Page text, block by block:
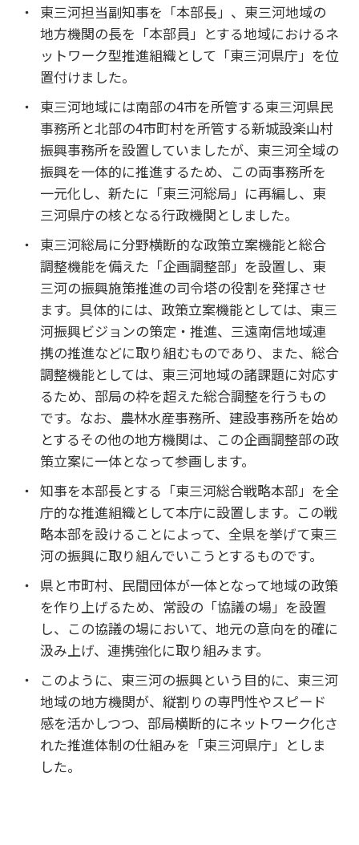
東三河担当副知事を「本部長」、東三河地域の
地方機関の長を「本部員」とする地域におけるネ
ットワーク型推進組織として「東三河県庁」を位
置付けました。
東三河地域には南部の4市を所管する東三河県民
事務所と北部の4市町村を所管する新城設楽山村
振興事務所を設置していましたが、東三河全域の
振興を一体的に推進するため、この両事務所を
一元化し、新たに「東三河総局」に再編し、東
三河県庁の核となる行政機関としました。
東三河総局に分野横断的な政策立案機能と総合
調整機能を備えた「企画調整部」を設置し、東
三河の振興施策推進の司令塔の役割を発揮させ
ます。具体的には、政策立案機能としては、東三
河振興ビジョンの策定・推進、三遠南信地域連
携の推進などに取り組むものであり、また、総合
調整機能としては、東三河地域の諸課題に対応す
るため、部局の枠を超えた総合調整を行うもの
です。なお、農林水産事務所、建設事務所を始め
とするその他の地方機関は、この企画調整部の政
策立案に一体となって参画します。
知事を本部長とする「東三河総合戦略本部」を全
庁的な推進組織として本庁に設置します。この戦
略本部を設けることによって、全県を挙げて東三
河の振興に取り組んでいこうとするものです。
県と市町村、民間団体が一体となって地域の政策
を作り上げるため、常設の「協議の場」を設置
し、この協議の場において、地元の意向を的確に
汲み上げ、連携強化に取り組みます。
このように、東三河の振興という目的に、東三河
地域の地方機関が、縦割りの専門性やスピード
感を活かしつつ、部局横断的にネットワーク化さ
れた推進体制の仕組みを「東三河県庁」としま
した。